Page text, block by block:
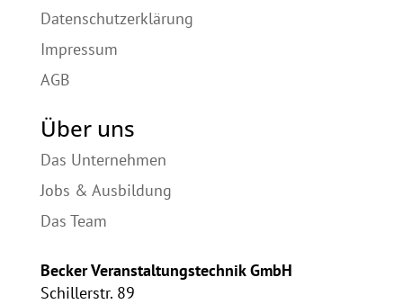
Datenschutzerklärung
Impressum
AGB
Über uns
Das Unternehmen
Jobs & Ausbildung
Das Team
Becker Veranstaltungstechnik GmbH
Schillerstr. 89